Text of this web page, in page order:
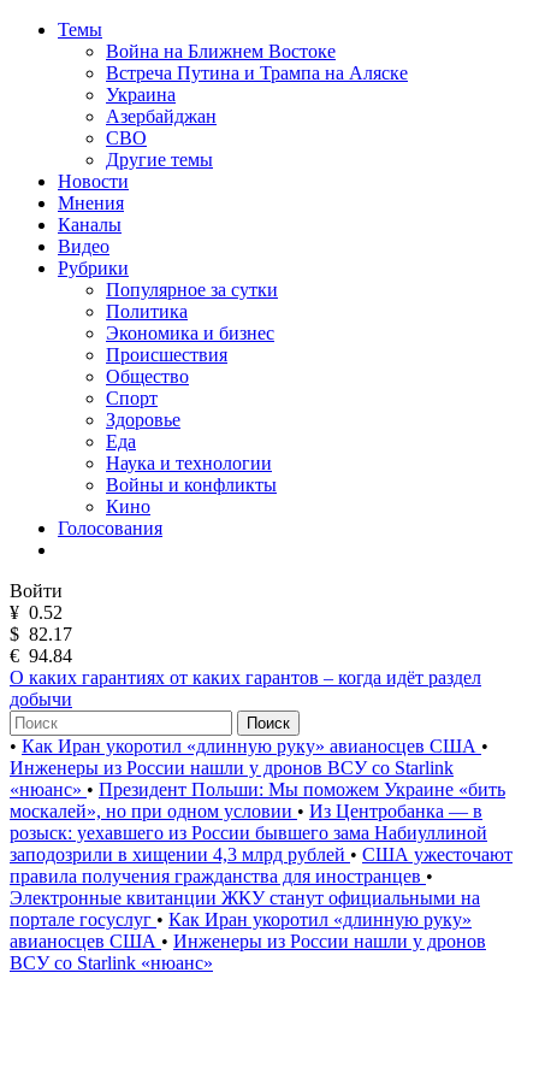
Темы
Война на Ближнем Востоке
Встреча Путина и Трампа на Аляске
Украина
Азербайджан
СВО
Другие темы
Новости
Мнения
Каналы
Видео
Рубрики
Популярное за сутки
Политика
Экономика и бизнес
Происшествия
Общество
Спорт
Здоровье
Еда
Наука и технологии
Войны и конфликты
Кино
Голосования
Войти
¥ 0.52
$ 82.17
€ 94.84
О каких гарантиях от каких гарантов – когда идёт раздел
добычи
Поиск
• Как Иран укоротил «длинную руку» авианосцев США •
Инженеры из России нашли у дронов ВСУ со Starlink
«нюанс» • Президент Польши: Мы поможем Украине «бить
москалей», но при одном условии • Из Центробанка — в
розыск: уехавшего из России бывшего зама Набиуллиной
заподозрили в хищении 4,3 млрд рублей • США ужесточают
правила получения гражданства для иностранцев •
Электронные квитанции ЖКУ станут официальными на
портале госуслуг • Как Иран укоротил «длинную руку»
авианосцев США • Инженеры из России нашли у дронов
ВСУ со Starlink «нюанс»